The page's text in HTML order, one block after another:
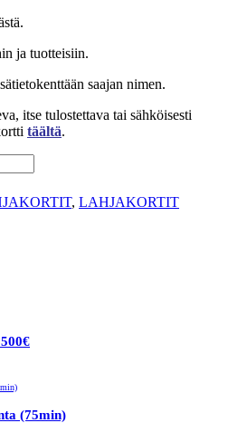
ja tuotteisiin.
saajan nimen.
itse tulostettava tai sähköisesti
täältä.
, LAHJAKORTIT
(75min)